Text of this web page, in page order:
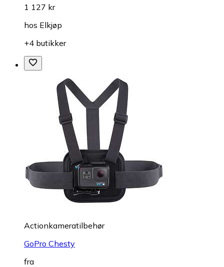
1 127 kr
hos Elkjøp
+4 butikker
Actionkameratilbehør
GoPro Chesty
fra